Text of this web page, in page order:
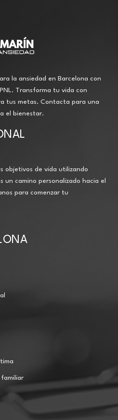
la ansiedad en Barcelona con
Transforma tu vida con
tus metas. Contacta para una
el bienestar.
objetivos de vida utilizando
un camino personalizado hacia el
para comenzar tu
familiar